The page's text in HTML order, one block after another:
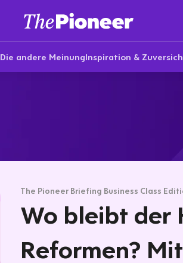
Die andere MeinungInspiration &
The Pioneer Briefing Business Class
Wo bleibt der
Reformen?